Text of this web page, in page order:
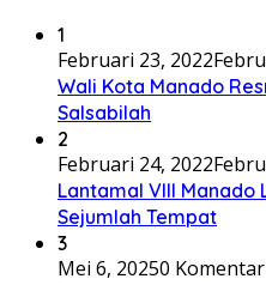
1
Februari 23, 2022
Wali Kota Manado
Salsabilah
2
Februari 24, 2022
Lantamal VIII Manado
Sejumlah Tempat
3
Mei 6, 20250 Komentar